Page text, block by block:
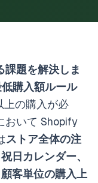
題を解決しま
購入額ルール
上の購入が必
おいて Shopify
ストア全体の注
日カレンダー、
客単位の購入上